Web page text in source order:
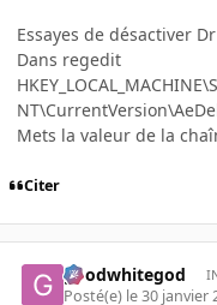
Essayes de désactiver
Dans regedit
Mets la valeur de la
Citer
goodwhitegod
Posté(e) le 30 janvier